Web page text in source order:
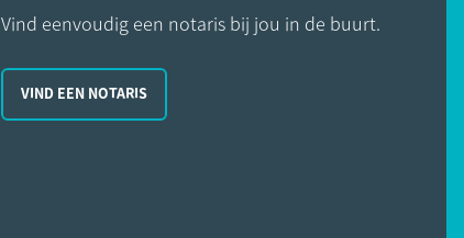
Vind eenvoudig een notaris bij jou in de buurt.
VIND EEN NOTARIS